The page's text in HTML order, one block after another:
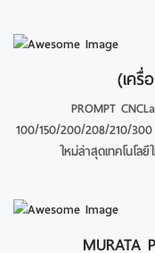
(เครื่
PROMPT
100/150/200/208/210/
ใหม่ล่าสุดเทคโนโ
MURATA